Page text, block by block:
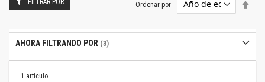
1 artículo
Ordenar por
FILTRAR POR
AHORA FILTRANDO POR